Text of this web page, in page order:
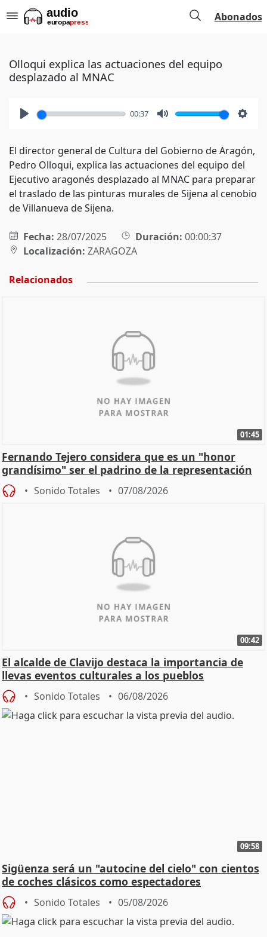
Abonados
Olloqui explica las actuaciones del equipo
desplazado al MNAC
00:37
El director general de Cultura del Gobierno de Aragón,
Pedro Olloqui, explica las actuaciones del equipo del
Ejecutivo aragonés desplazado al MNAC para preparar
el traslado de las pinturas murales de Sijena al cenobio
de Villanueva de Sijena.
Fecha: 28/07/2025 Duración: 00:00:37
Localización: ZARAGOZA
Relacionados
01:45
Fernando Tejero considera que es un "honor
grandísimo" ser el padrino de la representación
Sonido Totales 07/08/2026
00:42
El alcalde de Clavijo destaca la importancia de
llevas eventos culturales a los pueblos
Sonido Totales 06/08/2026
09:58
Sigüenza será un "autocine del cielo" con cientos
de coches clásicos como espectadores
Sonido Totales 05/08/2026